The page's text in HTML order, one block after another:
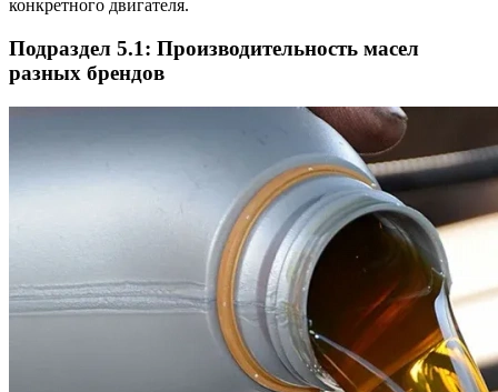
конкретного двигателя.
Подраздел 5.1: Производительность масел
разных брендов